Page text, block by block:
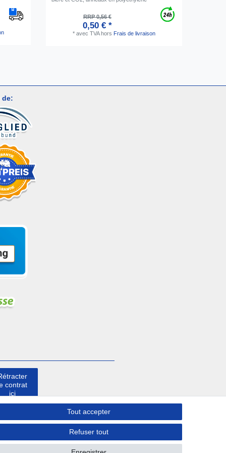
RRP 0,56 €
0,50 € *
* avec TVAhors Frais de livraison
de:
Tout accepter
Refuser tout
contrat
ici